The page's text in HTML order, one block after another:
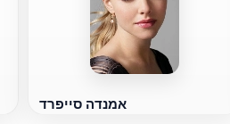
אמנדה סייפרד